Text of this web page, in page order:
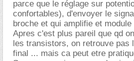
parce que le réglage sur
confortables), d'envoyer le
broche et qui amplifie et
Apres c'est plus pareil que qd
les transistors, on retrouve pas
final ... mais ca peut etre